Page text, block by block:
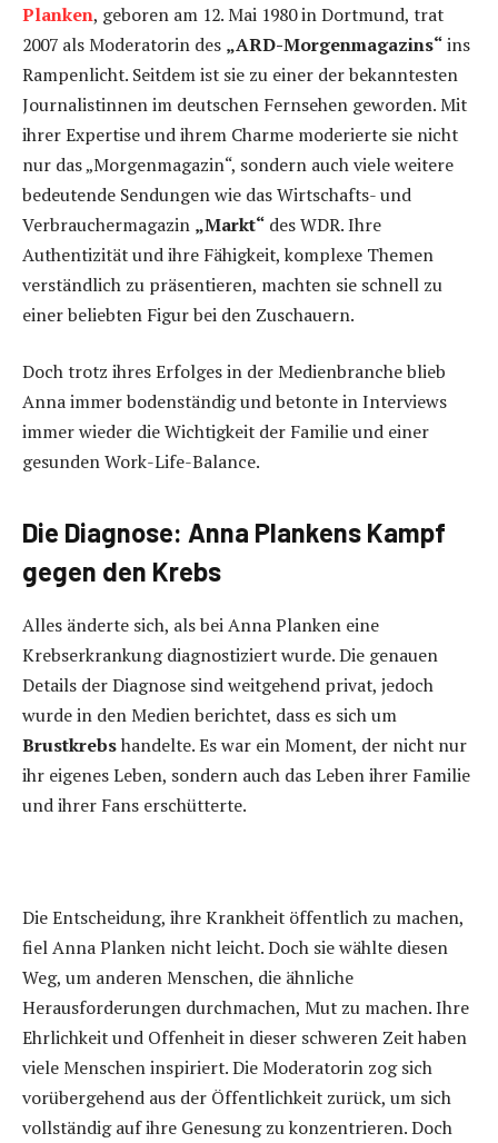
Planken, geboren am 12. Mai 1980 in Dortmund, trat
2007 als Moderatorin des „ARD-Morgenmagazins“ins
Rampenlicht. Seitdem ist sie zu einer der bekanntesten
Journalistinnen im deutschen Fernsehen geworden. Mit
ihrer Expertise und ihrem Charme moderierte sie nicht
nur das „Morgenmagazin“, sondern auch viele weitere
bedeutende Sendungen wie das Wirtschafts- und
Verbrauchermagazin „Markt“ des WDR. Ihre
Authentizität und ihre Fähigkeit, komplexe Themen
verständlich zu präsentieren, machten sie schnell zu
einer beliebten Figur bei den Zuschauern.
Doch trotz ihres Erfolges in der Medienbranche blieb
Anna immer bodenständig und betonte in Interviews
immer wieder die Wichtigkeit der Familie und einer
gesunden Work-Life-Balance.
Die Diagnose: Anna Plankens Kampf
gegen den Krebs
Alles änderte sich, als bei Anna Planken eine
Krebserkrankung diagnostiziert wurde. Die genauen
Details der Diagnose sind weitgehend privat, jedoch
wurde in den Medien berichtet, dass es sich um
Brustkrebshandelte. Es war ein Moment, der nicht nur
ihr eigenes Leben, sondern auch das Leben ihrer Familie
und ihrer Fans erschütterte.
Die Entscheidung, ihre Krankheit öffentlich zu machen,
fiel Anna Planken nicht leicht. Doch sie wählte diesen
Weg, um anderen Menschen, die ähnliche
Herausforderungen durchmachen, Mut zu machen. Ihre
Ehrlichkeit und Offenheit in dieser schweren Zeit haben
viele Menschen inspiriert. Die Moderatorin zog sich
vorübergehend aus der Öffentlichkeit zurück, um sich
vollständig auf ihre Genesung zu konzentrieren. Doch